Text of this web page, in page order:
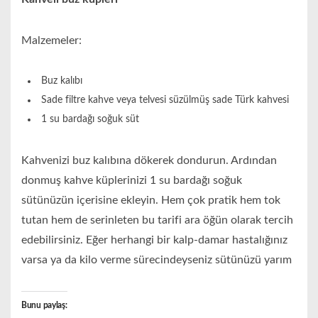
Malzemeler:
Buz kalıbı
Sade filtre kahve veya telvesi süzülmüş sade Türk kahvesi
1 su bardağı soğuk süt
Kahvenizi buz kalıbına dökerek dondurun. Ardından
donmuş kahve küplerinizi 1 su bardağı soğuk
sütünüzün içerisine ekleyin. Hem çok pratik hem tok
tutan hem de serinleten bu tarifi ara öğün olarak tercih
edebilirsiniz. Eğer herhangi bir kalp-damar hastalığınız
varsa ya da kilo verme sürecindeyseniz sütünüzü yarım
Bunu paylaş: